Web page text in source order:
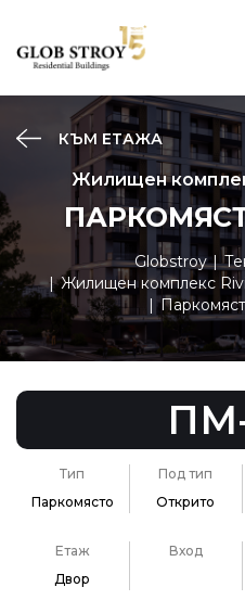
КЪМ ЕТАЖА
Жилищен
Globstroy
Жилищен комплекс
Тип
Паркомясто
Под тип
Открито
Етаж
Двор
Вход